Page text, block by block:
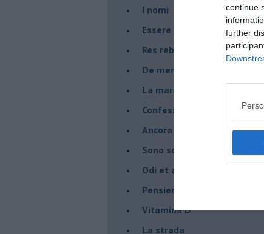
continue
further
I nomi
Essere
Res rebus
De mente
La marcia
Confessioni del pappagallo
Ancora pensieri & disordine
Sono solo parole
Odi et amo
Pensieri in disordine sparso
Vitamina D
La strada